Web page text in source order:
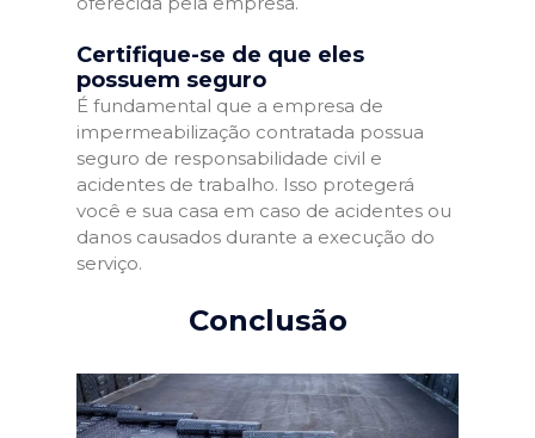
Certifique-se de que eles
possuem seguro
É fundamental que a empresa de
impermeabilização contratada possua
seguro de responsabilidade civil e
acidentes de trabalho. Isso protegerá
você e sua casa em caso de acidentes ou
danos causados durante a execução do
serviço.
Conclusão